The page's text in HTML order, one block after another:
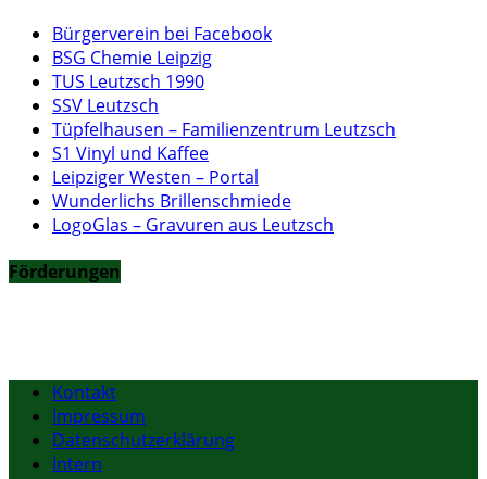
Bürgerverein bei Facebook
BSG Chemie Leipzig
TUS Leutzsch 1990
SSV Leutzsch
Tüpfelhausen – Familienzentrum Leutzsch
S1 Vinyl und Kaffee
Leipziger Westen – Portal
Wunderlichs Brillenschmiede
LogoGlas – Gravuren aus Leutzsch
Förderungen
Kontakt
Impressum
Datenschutzerklärung
Intern